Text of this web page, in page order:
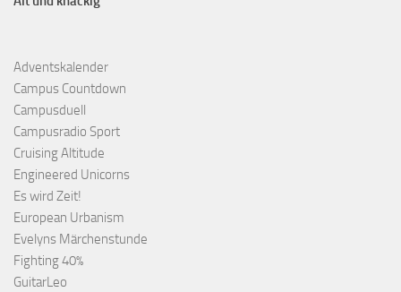
Adventskalender
Campus Countdown
Campusduell
Campusradio Sport
Cruising Altitude
Engineered Unicorns
Es wird Zeit!
European Urbanism
Evelyns Märchenstunde
Fighting 40%
GuitarLeo